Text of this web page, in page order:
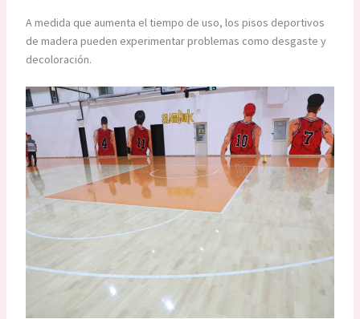
A medida que aumenta el tiempo de uso, los pisos deportivos
de madera pueden experimentar problemas como desgaste y
decoloración.